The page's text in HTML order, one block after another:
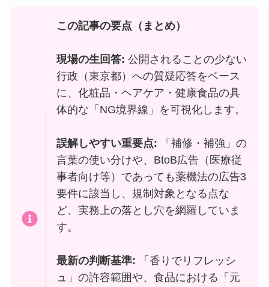
この記事の要点（まとめ）
現場の生回答: 公開されることの少ない
行政（東京都）への質疑応答をベース
に、化粧品・ヘアケア・健康食品の具
体的な「NG境界線」を可視化します。
誤解しやすい重要点: 「補修・補強」の
言葉の使い分けや、BtoB広告（医療従
事者向け等）であっても薬機法の広告3
要件に該当し、規制対象となる点な
ど、実務上の落とし穴を網羅していま
す。
最新の判断基準: 「香りでリフレッシ
ュ」の許容範囲や、食品における「元